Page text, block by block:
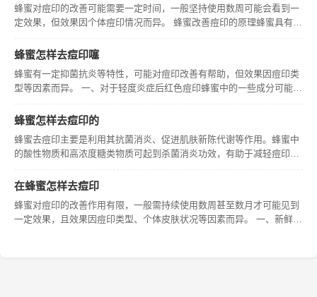
蜂蜜对痘印的改善可能需要一定时间，一般坚持使用数周可能会看到一
定效果，但效果因个体痘印情况而异。 蜂蜜改善痘印的原理蜂蜜具有一
伤，促进皮肤的修复过程，从而对痘印起到一定的改善作用。不过其具
蜂蜜怎样去痘印噻
蜂蜜有一定抑菌抗炎等特性，可能对痘印改善有帮助，但效果因痘印类
型等因素而异。 一、对于轻度炎症后红色痘印蜂蜜中的一些成分可能有
保持15 - 20分钟后洗净，长期坚持可能对轻度红色痘印有一定淡化作
蜂蜜怎样去痘印的
蜂蜜去痘印主要是利用其抗菌消炎、促进肌肤新陈代谢等作用。蜂蜜中
的酸性物质和高浓度糖类物质可起到杀菌消炎功效，有助于减轻痘印处
助淡化痘印。 一、蜂蜜的抗菌消炎作用助痘印淡化蜂蜜含有过氧化氢等
在蜂蜜怎样去痘印
蜂蜜对痘印的改善作用有限，一般需持续使用数周甚至数月才可能见到
一定效果，且效果因痘印类型、个体皮肤状况等因素而异。 一、新鲜蜂